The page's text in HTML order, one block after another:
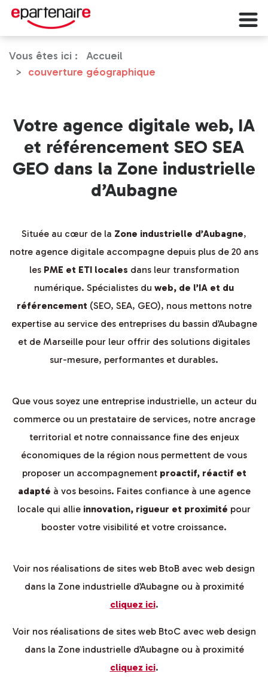
Vous êtes ici :
Accueil
couverture géographique
Votre agence digitale web, IA
et référencement SEO SEA
GEO dans la Zone industrielle
d’Aubagne
Située au cœur de la Zone industrielle d’Aubagne,
notre agence digitale accompagne depuis plus de 20 ans
les PME et ETI locales dans leur transformation
numérique. Spécialistes du web, de l’IA et du
référencement (SEO, SEA, GEO), nous mettons notre
expertise au service des entreprises du bassin d’Aubagne
et de Marseille pour leur offrir des solutions digitales
sur-mesure, performantes et durables.
Que vous soyez une entreprise industrielle, un acteur du
commerce ou un prestataire de services, notre ancrage
territorial et notre connaissance fine des enjeux
économiques de la région nous permettent de vous
proposer un accompagnement proactif, réactif et
adapté à vos besoins. Faites confiance à une agence
locale qui allie innovation, rigueur et proximité pour
booster votre visibilité et votre croissance.
Voir nos réalisations de sites web BtoB avec web design
dans la Zone industrielle d’Aubagne ou à proximité
cliquez ici.
Voir nos réalisations de sites web BtoC avec web design
dans la Zone industrielle d’Aubagne ou à proximité
cliquez ici.